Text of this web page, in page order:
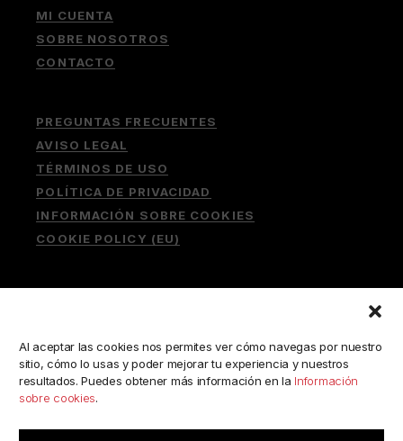
Al aceptar las cookies nos permites ver cómo navegas por nuestro
sitio, cómo lo usas y poder mejorar tu experiencia y nuestros
resultados. Puedes obtener más información en la Información
sobre cookies.
MI CUENTA
SOBRE NOSOTROS
CONTACTO
PREGUNTAS FRECUENTES
AVISO LEGAL
TÉRMINOS DE USO
POLÍTICA DE PRIVACIDAD
INFORMACIÓN SOBRE COOKIES
COOKIE POLICY (EU)
Buscar: